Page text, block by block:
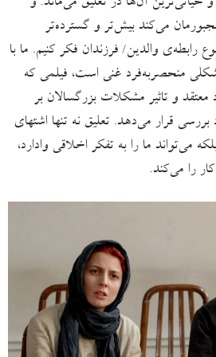
می‌کند بیش‌تر و گسترده‌تر
رابطه‌ی والدین/ فرزندان فکر کنیم. ما با
منحصربه‌فرد غنی است، فیلمی که
معتقد و تاثیر مشکلات بزرگسالان بر
قرار می‌دهد. تعلیق نه تنها اشتهای
می‌تواند ما را به تفکر اخلاقی وادارد،
را می‌کند.